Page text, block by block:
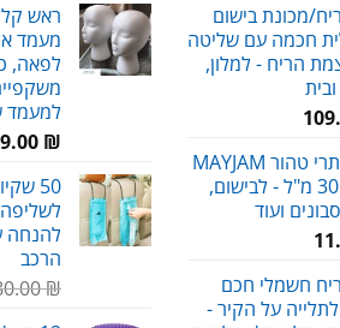
מכונת בישום
חכמה עם שליטה
הריח - למלון,
שמן אתרי טהור MAYJAM
בנפח 30 מ"ל - לבישום,
ועוד
חשמלי חכם
לתלייה על הקיר -
ראש
מעמד
לפאה,
למעמד
₪
50
להנחה
הרכב
₪